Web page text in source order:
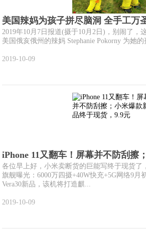
美国辣妈为孩子拼尽脑洞 全手工万
2019年10月7日报道(摄于10月2日)，别闹了，
美国俄亥俄州的辣妈 Stephanie Pokorny 为她
2019-10-09
iPhone 11又翻车！屏幕并不防刮擦
各位早上好，小米卖断货的巨能写终于现货了
旗舰曝光：6000万四摄+40W快充+5G网络9月
Vera30新品，该机将打造麒...
2019-10-09